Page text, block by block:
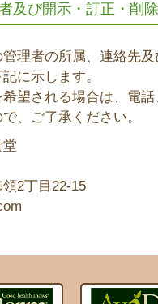
及び開示・訂正・削除
理者の所属、連絡先
に示します。
望される場合は、電
、ご了承ください。
2丁目22-15